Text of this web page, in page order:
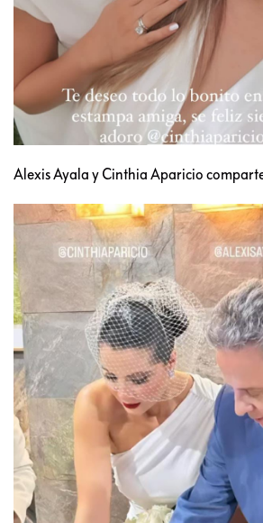
Alexis Ayala y Cinthia Aparicio